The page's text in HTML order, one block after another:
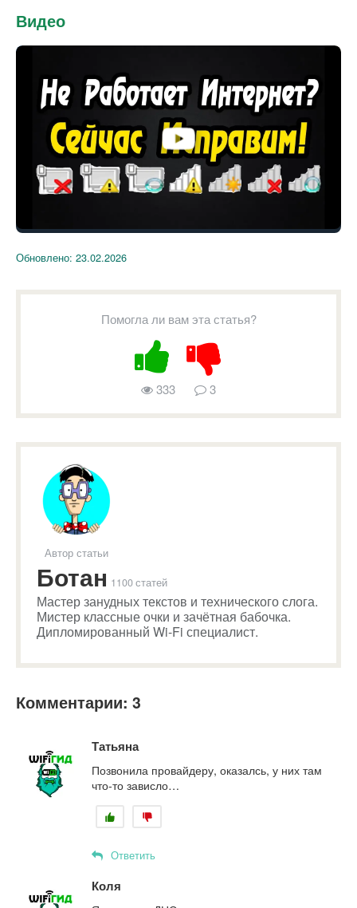
Видео
Обновлено: 23.02.2026
Помогла ли вам эта статья?
333 3
Автор статьи
Ботан 1100 статей
Мастер занудных текстов и технического слога.
Мистер классные очки и зачётная бабочка.
Дипломированный Wi-Fi специалист.
Комментарии: 3
Татьяна
Позвонила провайдеру, оказалсь, у них там
что-то зависло…
Ответить
Коля